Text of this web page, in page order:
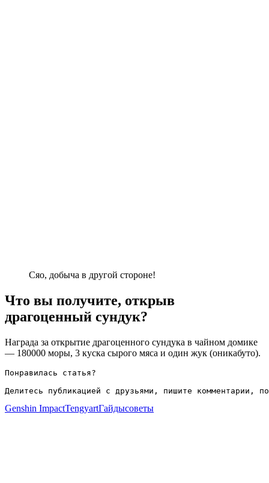
Сяо, добыча в другой стороне!
Что вы получите, открыв
драгоценный сундук?
Награда за открытие драгоценного сундука в чайном домике
— 180000 моры, 3 куска сырого мяса и один жук (оникабуто).
Понравилась статья?
Делитесь публикацией с друзьями, пишите комментарии,
Genshin ImpactTengyartГайдысоветы